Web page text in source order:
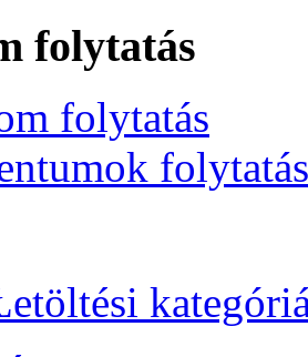
folytatás
folytatás
folytatás